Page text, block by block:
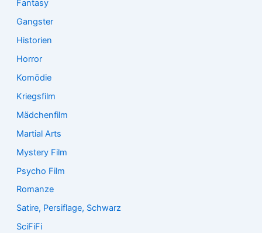
Fantasy
Gangster
Historien
Horror
Komödie
Kriegsfilm
Mädchenfilm
Martial Arts
Mystery Film
Psycho Film
Romanze
Satire, Persiflage, Schwarz
SciFiFi